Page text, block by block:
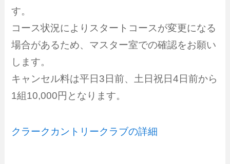
す。
コース状況によりスタートコースが変更になる
場合があるため、マスター室での確認をお願い
します。
キャンセル料は平日3日前、土日祝日4日前から
1組10,000円となります。
クラークカントリークラブの詳細